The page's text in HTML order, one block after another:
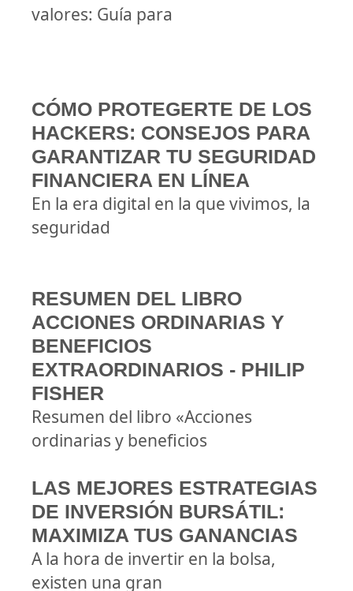
valores: Guía para
CÓMO PROTEGERTE DE LOS
HACKERS: CONSEJOS PARA
GARANTIZAR TU SEGURIDAD
FINANCIERA EN LÍNEA
En la era digital en la que vivimos, la
seguridad
RESUMEN DEL LIBRO
ACCIONES ORDINARIAS Y
BENEFICIOS
EXTRAORDINARIOS - PHILIP
FISHER
Resumen del libro «Acciones
ordinarias y beneficios
LAS MEJORES ESTRATEGIAS
DE INVERSIÓN BURSÁTIL:
MAXIMIZA TUS GANANCIAS
A la hora de invertir en la bolsa,
existen una gran